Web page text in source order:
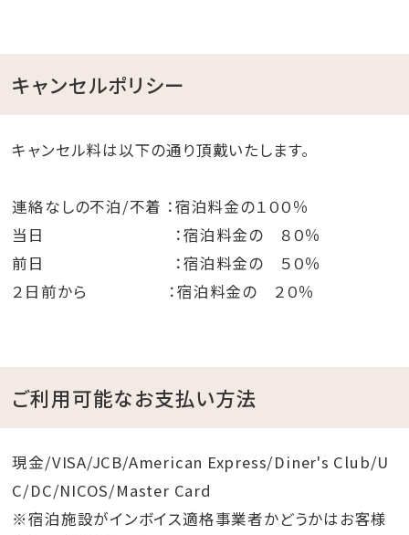
キャンセルポリシー
キャンセル料は以下の通り頂戴いたします。
連絡なしの不泊/不着 ：宿泊料金の１００％
当日 ：宿泊料金の ８０％
前日 ：宿泊料金の ５０％
２日前から ：宿泊料金の ２０％
ご利用可能なお支払い方法
現金/VISA/JCB/American Express/Diner's Club/U
C/DC/NICOS/Master Card
※宿泊施設がインボイス適格事業者かどうかはお客様